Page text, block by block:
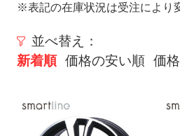
※表記の在庫状況は受注により
並べ替え：
新着順 価格の安い順 価